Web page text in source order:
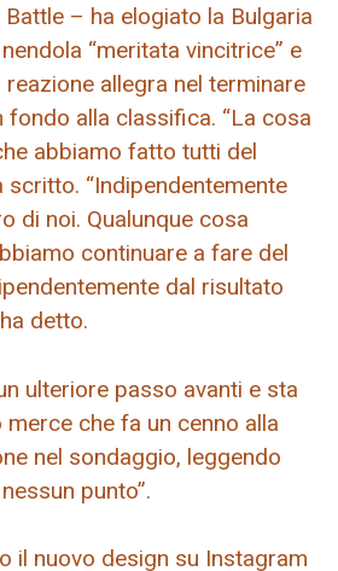
– ha elogiato la Bulgaria
“meritata vincitrice” e
reazione allegra nel terminare
fondo alla classifica. “La cosa
abbiamo fatto tutti del
scritto. “Indipendentemente
di noi. Qualunque cosa
continuare a fare del
dal risultato
detto.
ulteriore passo avanti e sta
che fa un cenno alla
nel sondaggio, leggendo
punto”.
il nuovo design su Instagram